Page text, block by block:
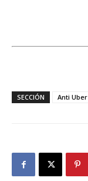
SECCIÓN Anti Uber